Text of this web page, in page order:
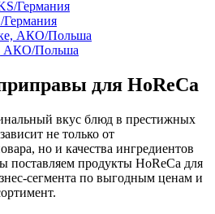
АКО/Польша
для HoReCa
вкус блюд в престижных
не только от
но и качества ингредиентов
поставляем продукты HoReCa для
сегмента по выгодным ценам и